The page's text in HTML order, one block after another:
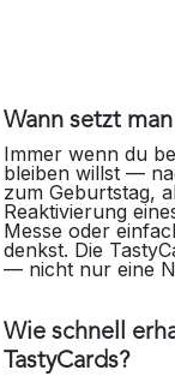
Wann setzt
Immer wenn du
bleiben willst —
zum Geburtstag,
Reaktivierung
Messe oder
denkst. Die
— nicht nur eine
Wie schnell
TastyCards?